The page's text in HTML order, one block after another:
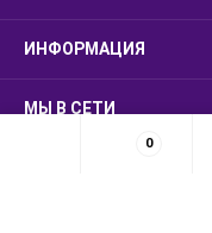
ИНФОРМАЦИЯ
МЫ В СЕТИ
0